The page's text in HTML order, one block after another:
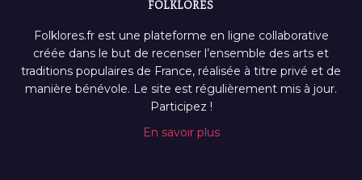
FOLKLORES
Folklores.fr est une plateforme en ligne collaborative
créée dans le but de recenser l’ensemble des arts et
traditions populaires de France, réalisée à titre privé et de
manière bénévole. Le site est régulièrement mis à jour.
Participez !
En savoir plus